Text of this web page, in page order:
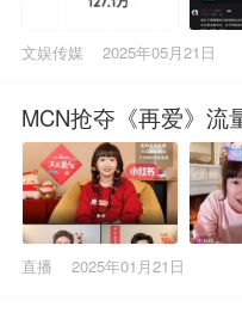
文娱传媒 2025年05月21日
MCN抢夺《再爱》流
质？
直播 2025年01月21日